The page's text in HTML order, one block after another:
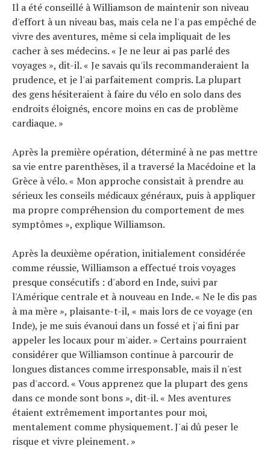
Il a été conseillé à Williamson de maintenir son niveau
d'effort à un niveau bas, mais cela ne l'a pas empêché de
vivre des aventures, même si cela impliquait de les
cacher à ses médecins. « Je ne leur ai pas parlé des
voyages », dit-il. « Je savais qu'ils recommanderaient la
prudence, et je l'ai parfaitement compris. La plupart
des gens hésiteraient à faire du vélo en solo dans des
endroits éloignés, encore moins en cas de problème
cardiaque. »
Après la première opération, déterminé à ne pas mettre
sa vie entre parenthèses, il a traversé la Macédoine et la
Grèce à vélo. « Mon approche consistait à prendre au
sérieux les conseils médicaux généraux, puis à appliquer
ma propre compréhension du comportement de mes
symptômes », explique Williamson.
Après la deuxième opération, initialement considérée
comme réussie, Williamson a effectué trois voyages
presque consécutifs : d'abord en Inde, suivi par
l'Amérique centrale et à nouveau en Inde. « Ne le dis pas
à ma mère », plaisante-t-il, « mais lors de ce voyage (en
Inde), je me suis évanoui dans un fossé et j'ai fini par
appeler les locaux pour m'aider. » Certains pourraient
considérer que Williamson continue à parcourir de
longues distances comme irresponsable, mais il n'est
pas d'accord. « Vous apprenez que la plupart des gens
dans ce monde sont bons », dit-il. « Mes aventures
étaient extrêmement importantes pour moi,
mentalement comme physiquement. J'ai dû peser le
risque et vivre pleinement. »